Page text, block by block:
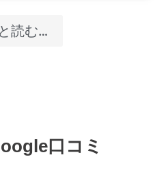
読む…
口コミ